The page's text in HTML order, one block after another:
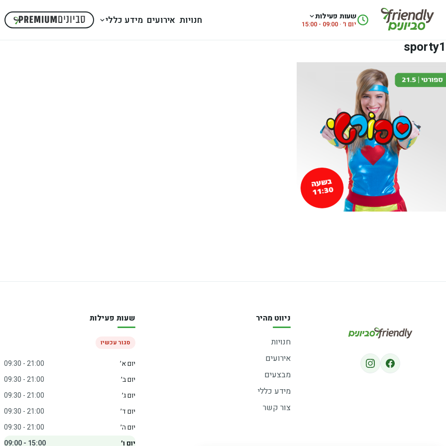
שעות פעילות
יום ו׳ · 09:00 - 15:00 חנויות אירועים מידע כללי
sporty1
ניווט מהיר
חנויות
אירועים
מבצעים
מידע כללי
צור קשר
שעות פעילות
סגור עכשיו
יום א׳
09:30 - 21:00
יום ב׳
09:30 - 21:00
יום ג׳
09:30 - 21:00
יום ד׳
09:30 - 21:00
יום ה׳
09:30 - 21:00
יום ו׳
09:00 - 15:00